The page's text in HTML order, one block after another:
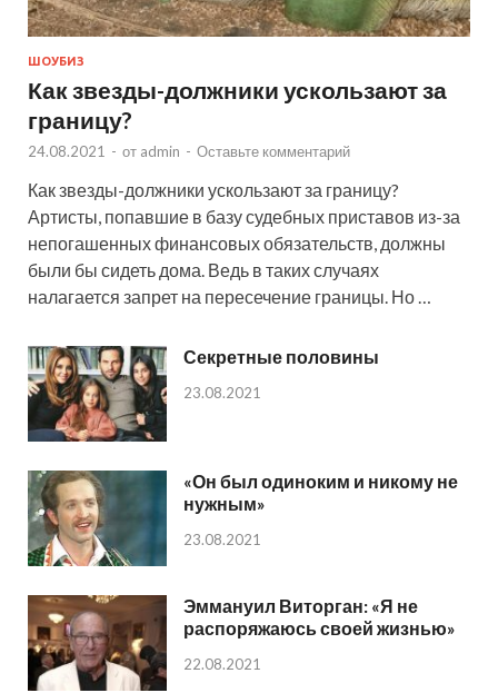
ШОУБИЗ
Как звезды-должники ускользают за
границу?
24.08.2021 - от admin - Оставьте комментарий
Как звезды-должники ускользают за границу?
Артисты, попавшие в базу судебных приставов из-за
непогашенных финансовых обязательств, должны
были бы сидеть дома. Ведь в таких случаях
налагается запрет на пересечение границы. Но …
Секретные половины
23.08.2021
«Он был одиноким и никому не
нужным»
23.08.2021
Эммануил Виторган: «Я не
распоряжаюсь своей жизнью»
22.08.2021